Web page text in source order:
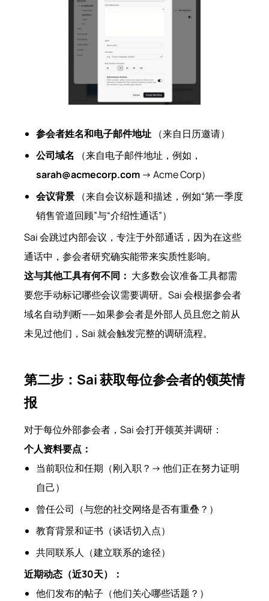
参会者姓名和电子邮件地址 （来自日历邀请）
公司域名 （来自电子邮件地址，例如，
sarah@acmecorp.com → Acme Corp）
会议背景 （来自会议标题和描述，例如“第一季度
销售管道回顾”与“介绍性通话”）
Sai 会跳过内部会议，专注于外部通话，因为在这些
通话中，参会者研究确实能带来实质性影响。
这与其他工具有何不同： 大多数会议准备工具都需
要您手动标记哪些会议需要调研。Sai 会根据参会者
域名自动判断——如果参会者是外部人员且您之前从
未见过他们，Sai 就会触发完整的调研流程。
第二步：Sai 获取每位参会者的领英情
报
对于每位外部参会者，Sai 会打开领英并调研：
个人资料要点：
当前职位和任期（刚入职？→ 他们正在努力证明
自己）
曾任公司（与您的社交网络是否有重叠？）
教育背景和证书（谈话切入点）
共同联系人（建立联系的途径）
近期动态（近30天）：
他们发布的帖子（他们关心哪些话题？）